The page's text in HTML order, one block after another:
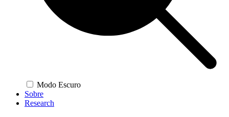
Modo Escuro
Sobre
Research